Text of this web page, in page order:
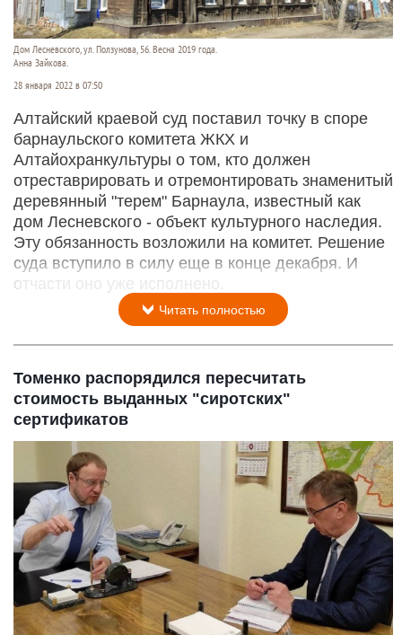
Дом Лесневского, ул. Ползунова, 56. Весна 2019 года.
Анна Зайкова.
28 января 2022 в 07:50
Алтайский краевой суд поставил точку в споре
барнаульского комитета ЖКХ и
Алтайохранкультуры о том, кто должен
отреставрировать и отремонтировать знаменитый
деревянный "терем" Барнаула, известный как
дом Лесневского - объект культурного наследия.
Эту обязанность возложили на комитет. Решение
суда вступило в силу еще в конце декабря. И
отчасти оно уже исполнено.
Читать полностью
Томенко распорядился пересчитать
стоимость выданных "сиротских"
сертификатов